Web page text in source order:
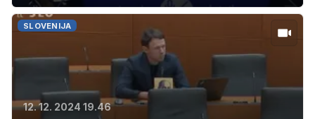
SLOVENIJA
12. 12. 2024 19.46